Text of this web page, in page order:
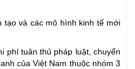
tạo và các mô hình kinh tế mới
phí tuân thủ pháp luật, chuyển
của Việt Nam thuộc nhóm 3